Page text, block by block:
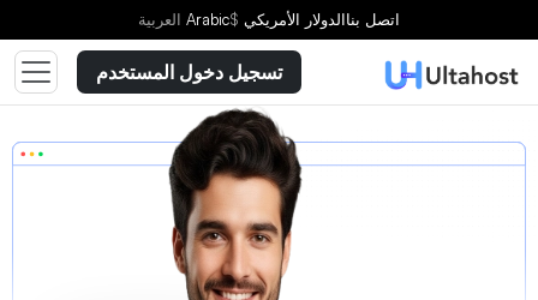
اتصل بناالدولار الأمريكي $
Arabic العربية
تسجيل دخول المستخدم